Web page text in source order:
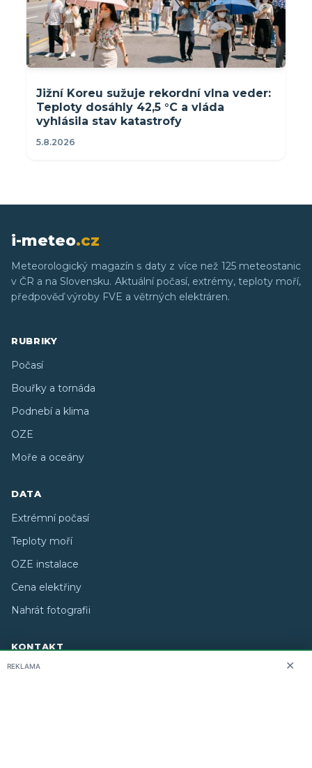
Jižní Koreu sužuje rekordní vlna veder:
Teploty dosáhly 42,5 °C a vláda
vyhlásila stav katastrofy
5.8.2026
i-meteo.cz
Meteorologický magazín s daty z více než 125 meteostanic
v ČR a na Slovensku. Aktuální počasí, extrémy, teploty moří,
předpověď výroby FVE a větrných elektráren.
RUBRIKY
Počasí
Bouřky a tornáda
Podnebí a klima
OZE
Moře a oceány
DATA
Extrémní počasí
Teploty moří
OZE instalace
Cena elektřiny
Nahrát fotografii
KONTAKT
O nás
REKLAMA ✕